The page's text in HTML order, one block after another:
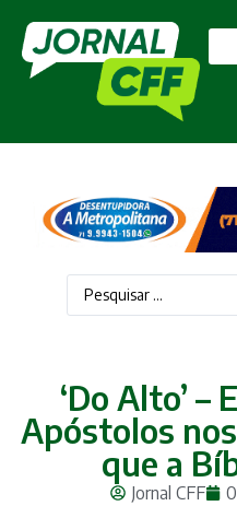
‘Do Alto’ –
Apóstolos
que a
Jornal CFF